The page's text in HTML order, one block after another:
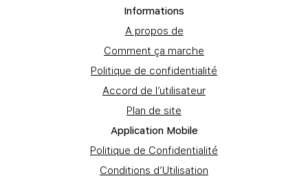
Informations
A propos de
Comment ça marche
Politique de confidentialité
Accord de l’utilisateur
Plan de site
Application Mobile
Politique de Confidentialité
Conditions d’Utilisation